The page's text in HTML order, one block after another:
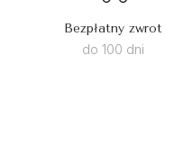
Bezpłatny zwrot
do 100 dni